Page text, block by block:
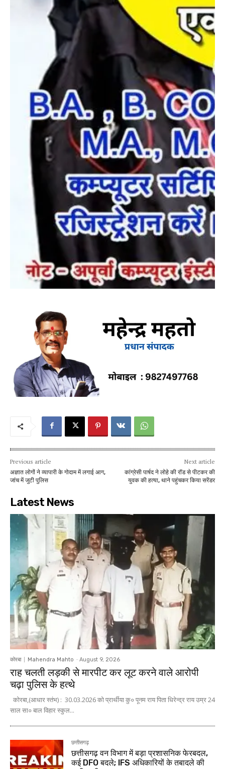
Previous article
अज्ञात लोगों ने व्यापारी के गोदाम में लगाई आग,
जांच में जुटी पुलिस
Next article
कांग्रेसी पार्षद ने लोहे की रॉड से पीटकर की
युवक की हत्या, थाने पहुंचकर किया सरेंडर
Latest News
कोरबा Mahendra Mahto - August 9, 2026
राह चलती लड़की से मारपीट कर लूट करने वाले आरोपी
चढ़ा पुलिस के हत्थे
कोरबा,(आधार स्तंभ) : 30.03.2026 को प्रार्थीया कु० पूनम राय पिता धिरेन्द्र राय उम्र 24
साल सा० बाल विहार स्कुल...
छत्तीसगढ़
छत्तीसगढ़ वन विभाग में बड़ा प्रशासनिक फेरबदल,
कई DFO बदले; IFS अधिकारियों के तबादले की